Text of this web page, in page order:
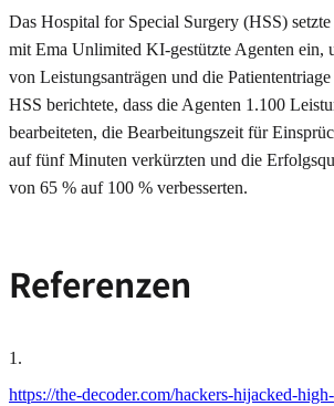
Das Hospital for Special Surgery (HSS)
mit Ema Unlimited KI-gestützte Agenten ein,
von Leistungsanträgen und die
HSS berichtete, dass die Agenten 1.100
bearbeiteten, die Bearbeitungszeit für
auf fünf Minuten verkürzten und die
von 65 % auf 100 % verbesserten.
Referenzen
1.
https://the-decoder.com/hackers-hijacked-